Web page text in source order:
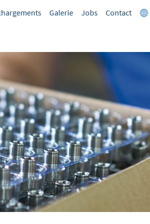
Galerie Jobs Contact